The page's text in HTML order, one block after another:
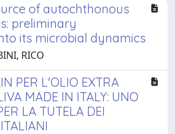
of autochthonous
preliminary
its microbial dynamics
RICO
PER L'OLIO EXTRA
MADE IN ITALY: UNO
LA TUTELA DEI